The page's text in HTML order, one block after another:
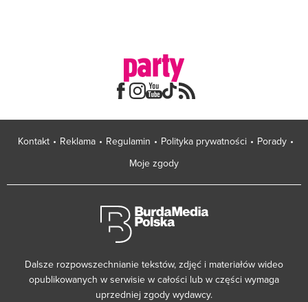
Kontakt Reklama Regulamin Polityka prywatności
Porady
Moje zgody
Dalsze rozpowszechnianie tekstów, zdjęć i materiałów wideo
opublikowanych w serwisie w całości lub w części wymaga
uprzedniej zgody wydawcy.